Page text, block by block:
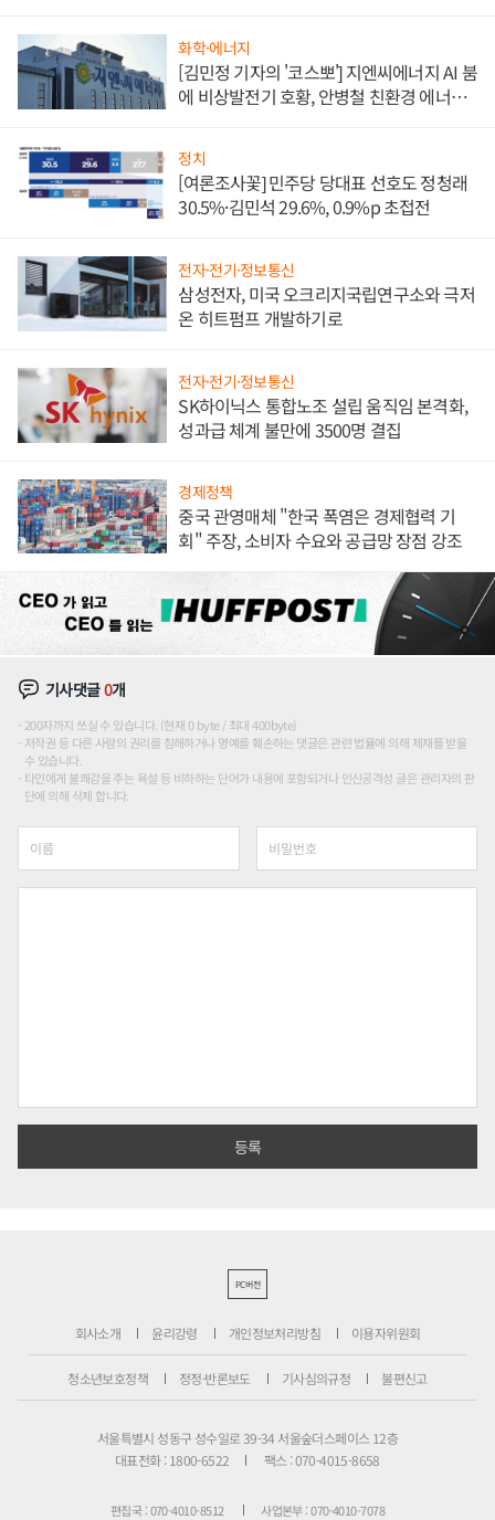
화학·에너지
[김민정 기자의 '코스뽀'] 지엔씨에너지 AI 붐
에 비상발전기 호황, 안병철 친환경 에너지
정치
[여론조사꽃] 민주당 당대표 선호도 정청래
30.5%·김민석 29.6%, 0.9%p 초접전
전자·전기·정보통신
삼성전자, 미국 오크리지국립연구소와 극저
온 히트펌프 개발하기로
전자·전기·정보통신
SK하이닉스 통합노조 설립 움직임 본격화,
성과급 체계 불만에 3500명 결집
경제정책
중국 관영매체 "한국 폭염은 경제협력 기
회" 주장, 소비자 수요와 공급망 장점 강조
기사댓글0개
200자까지 쓰실 수 있습니다. (현재 0 byte / 최대 400byte)
저작권 등 다른 사람의 권리를 침해하거나 명예를 훼손하는 댓글은 관련 법률에 의해 제재를 받을
수 있습니다.
타인에게 불쾌감을 주는 욕설 등 비하하는 단어가 내용에 포함되거나 인신공격성 글은 관리자의 판
단에 의해 삭제 합니다.
PC버전
회사소개 윤리강령 개인정보처리방침 이용자위원회
청소년보호정책 정정·반론보도 기사심의규정 불편신고
서울특별시 성동구 성수일로 39-34 서울숲더스페이스 12층
대표전화 : 1800-6522
팩스 : 070-4015-8658
편집국 : 070-4010-8512 사업본부 : 070-4010-7078